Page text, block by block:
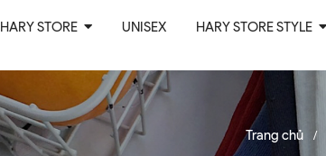
HARY STORE UNISEX HARY STORE STYLE
Trang chủ /